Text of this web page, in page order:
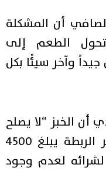
أن المشكلة
تحول الطعم إلى
جيداً وآخر سيئًا بكل
أن الخبز “لا يصلح
إلا للحيوانات”، مضيفًا أن سعر الربطة يبلغ 4500
لعدم وجود